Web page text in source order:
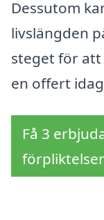
Dessutom
livslängden
steget för
en offert
Få 3
förpliktelser